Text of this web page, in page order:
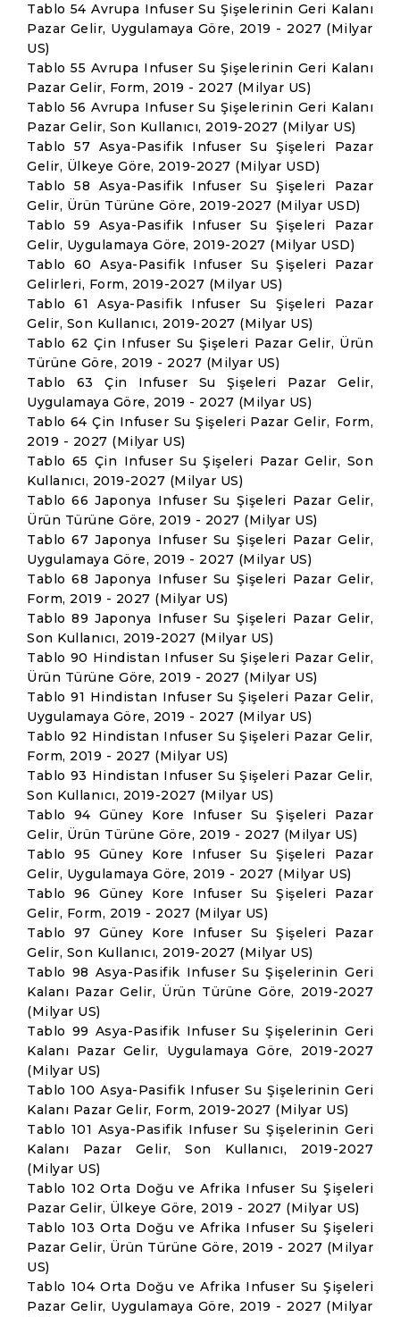
Tablo 54 Avrupa Infuser Su Şişelerinin Geri Kalanı
Pazar Gelir, Uygulamaya Göre, 2019 - 2027 (Milyar
US)
Tablo 55 Avrupa Infuser Su Şişelerinin Geri Kalanı
Pazar Gelir, Form, 2019 - 2027 (Milyar US)
Tablo 56 Avrupa Infuser Su Şişelerinin Geri Kalanı
Pazar Gelir, Son Kullanıcı, 2019-2027 (Milyar US)
Tablo 57 Asya-Pasifik Infuser Su Şişeleri Pazar
Gelir, Ülkeye Göre, 2019-2027 (Milyar USD)
Tablo 58 Asya-Pasifik Infuser Su Şişeleri Pazar
Gelir, Ürün Türüne Göre, 2019-2027 (Milyar USD)
Tablo 59 Asya-Pasifik Infuser Su Şişeleri Pazar
Gelir, Uygulamaya Göre, 2019-2027 (Milyar USD)
Tablo 60 Asya-Pasifik Infuser Su Şişeleri Pazar
Gelirleri, Form, 2019-2027 (Milyar US)
Tablo 61 Asya-Pasifik Infuser Su Şişeleri Pazar
Gelir, Son Kullanıcı, 2019-2027 (Milyar US)
Tablo 62 Çin Infuser Su Şişeleri Pazar Gelir, Ürün
Türüne Göre, 2019 - 2027 (Milyar US)
Tablo 63 Çin Infuser Su Şişeleri Pazar Gelir,
Uygulamaya Göre, 2019 - 2027 (Milyar US)
Tablo 64 Çin Infuser Su Şişeleri Pazar Gelir, Form,
2019 - 2027 (Milyar US)
Tablo 65 Çin Infuser Su Şişeleri Pazar Gelir, Son
Kullanıcı, 2019-2027 (Milyar US)
Tablo 66 Japonya Infuser Su Şişeleri Pazar Gelir,
Ürün Türüne Göre, 2019 - 2027 (Milyar US)
Tablo 67 Japonya Infuser Su Şişeleri Pazar Gelir,
Uygulamaya Göre, 2019 - 2027 (Milyar US)
Tablo 68 Japonya Infuser Su Şişeleri Pazar Gelir,
Form, 2019 - 2027 (Milyar US)
Tablo 89 Japonya Infuser Su Şişeleri Pazar Gelir,
Son Kullanıcı, 2019-2027 (Milyar US)
Tablo 90 Hindistan Infuser Su Şişeleri Pazar Gelir,
Ürün Türüne Göre, 2019 - 2027 (Milyar US)
Tablo 91 Hindistan Infuser Su Şişeleri Pazar Gelir,
Uygulamaya Göre, 2019 - 2027 (Milyar US)
Tablo 92 Hindistan Infuser Su Şişeleri Pazar Gelir,
Form, 2019 - 2027 (Milyar US)
Tablo 93 Hindistan Infuser Su Şişeleri Pazar Gelir,
Son Kullanıcı, 2019-2027 (Milyar US)
Tablo 94 Güney Kore Infuser Su Şişeleri Pazar
Gelir, Ürün Türüne Göre, 2019 - 2027 (Milyar US)
Tablo 95 Güney Kore Infuser Su Şişeleri Pazar
Gelir, Uygulamaya Göre, 2019 - 2027 (Milyar US)
Tablo 96 Güney Kore Infuser Su Şişeleri Pazar
Gelir, Form, 2019 - 2027 (Milyar US)
Tablo 97 Güney Kore Infuser Su Şişeleri Pazar
Gelir, Son Kullanıcı, 2019-2027 (Milyar US)
Tablo 98 Asya-Pasifik Infuser Su Şişelerinin Geri
Kalanı Pazar Gelir, Ürün Türüne Göre, 2019-2027
(Milyar US)
Tablo 99 Asya-Pasifik Infuser Su Şişelerinin Geri
Kalanı Pazar Gelir, Uygulamaya Göre, 2019-2027
(Milyar US)
Tablo 100 Asya-Pasifik Infuser Su Şişelerinin Geri
Kalanı Pazar Gelir, Form, 2019-2027 (Milyar US)
Tablo 101 Asya-Pasifik Infuser Su Şişelerinin Geri
Kalanı Pazar Gelir, Son Kullanıcı, 2019-2027
(Milyar US)
Tablo 102 Orta Doğu ve Afrika Infuser Su Şişeleri
Pazar Gelir, Ülkeye Göre, 2019 - 2027 (Milyar US)
Tablo 103 Orta Doğu ve Afrika Infuser Su Şişeleri
Pazar Gelir, Ürün Türüne Göre, 2019 - 2027 (Milyar
US)
Tablo 104 Orta Doğu ve Afrika Infuser Su Şişeleri
Pazar Gelir, Uygulamaya Göre, 2019 - 2027 (Milyar